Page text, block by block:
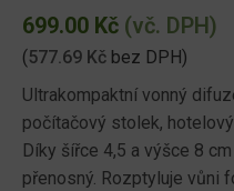
699.00 Kč (vč. DPH)
(577.69 Kč bez DPH)
Ultrakompaktní vonný
počítačový stolek,
Díky šířce 4,5 a výšce 8
přenosný. Rozptyluje vůni